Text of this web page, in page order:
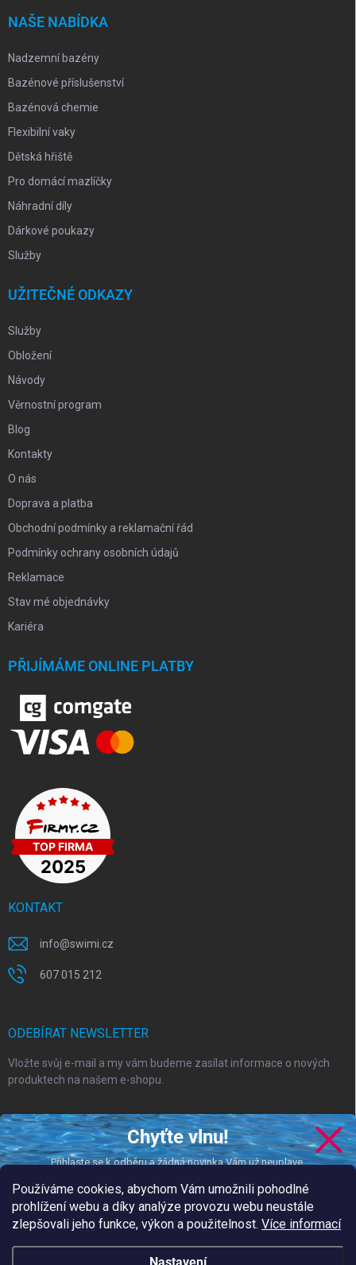
Používáme cookies, abychom Vám umožnili pohodlné
prohlížení webu a díky analýze provozu webu neustále
zlepšovali jeho funkce, výkon a použitelnost. Více informací
NAŠE NABÍDKA
Nadzemní bazény
Bazénové příslušenství
Bazénová chemie
Flexibilní vaky
Dětská hřiště
Pro domácí mazlíčky
Náhradní díly
Dárkové poukazy
Služby
UŽITEČNÉ ODKAZY
Služby
Obložení
Návody
Věrnostní program
Blog
Kontakty
O nás
Doprava a platba
Obchodní podmínky a reklamační řád
Podmínky ochrany osobních údajů
Reklamace
Stav mé objednávky
Kariéra
PŘIJÍMÁME ONLINE PLATBY
KONTAKT
info@swimi.cz
607 015 212
ODEBÍRAT NEWSLETTER
Vložte svůj e-mail a my vám budeme zasílat informace o nových
produktech na našem e-shopu.
E-MAIL
Vložením e-mailu souhlasíte spodmínkami ochrany osobních údajů
Přihlásit se
Chyťte vlnu!
Přihlaste se k odběru a žádná novinka Vám už neuplave.
CHCI DOSTÁVAT NOVINKY
Vložením e-mailu souhlasíte s našimi